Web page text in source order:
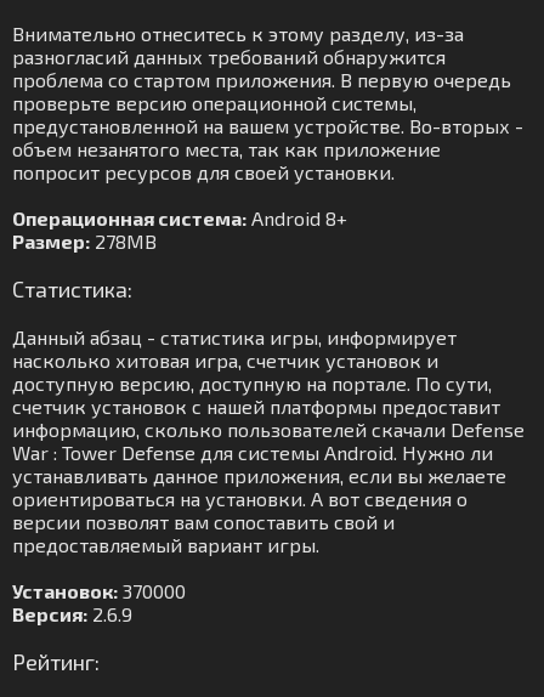
Внимательно отнеситесь к этому разделу, из-за
разногласий данных требований обнаружится
проблема со стартом приложения. В первую очередь
проверьте версию операционной системы,
предустановленной на вашем устройстве. Во-вторых -
объем незанятого места, так как приложение
попросит ресурсов для своей установки.
Операционная система: Android 8+
Размер: 278MB
Статистика:
Данный абзац - статистика игры, информирует
насколько хитовая игра, счетчик установок и
доступную версию, доступную на портале. По сути,
счетчик установок с нашей платформы предоставит
информацию, сколько пользователей скачали Defense
War : Tower Defense для системы Android. Нужно ли
устанавливать данное приложения, если вы желаете
ориентироваться на установки. А вот сведения о
версии позволят вам сопоставить свой и
предоставляемый вариант игры.
Установок: 370000
Версия: 2.6.9
Рейтинг: